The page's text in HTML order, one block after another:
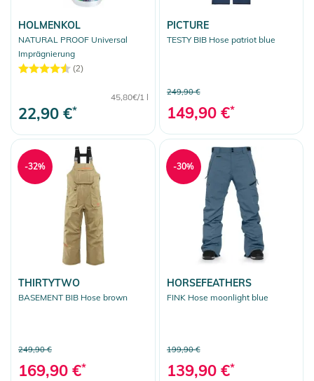
Sport Accessoires
Bootbags
Sonnenbrillen
Reisetaschen
Auswahl aufheben
HOLMENKOL
NATURAL PROOF Universal
Imprägnierung
(2)
45,80€/1 l
22,90 €*
PICTURE
TESTY BIB Hose patriot blue
249,90 €
149,90 €*
THIRTYTWO
BASEMENT BIB Hose brown
249,90 €
169,90 €*
-32%
HORSEFEATHERS
FINK Hose moonlight blue
199,90 €
139,90 €*
-30%